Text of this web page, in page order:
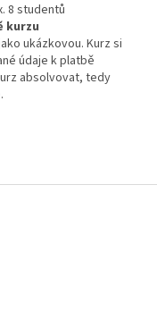
8 studentů
kurzu
ukázkovou. Kurz si
údaje k platbě
absolvovat, tedy